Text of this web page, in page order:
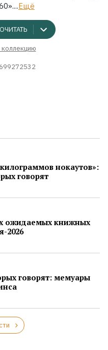
Ещё
коллекцию
нокаутов»:
говорят
ожидаемых книжных
2026
говорят: мемуары